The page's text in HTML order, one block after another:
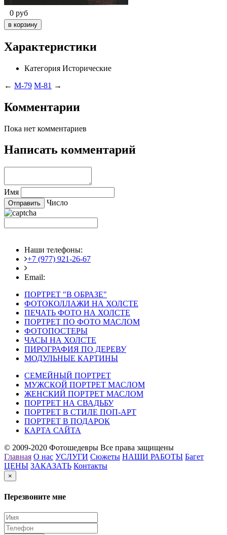
0 руб
Характеристики
Категория Исторические
← M-79 M-81 →
Комментарии
Пока нет комментариев
Написать комментарий
Имя
Число
Наши телефоны:
+7 (977) 921-26-67
Email:
ПОРТРЕТ "В ОБРАЗЕ"
ФОТОКОЛЛАЖИ НА ХОЛСТЕ
ПЕЧАТЬ ФОТО НА ХОЛСТЕ
ПОРТРЕТ ПО ФОТО МАСЛОМ
ФОТОПОСТЕРЫ
ЧАСЫ НА ХОЛСТЕ
ПИРОГРАФИЯ ПО ДЕРЕВУ
МОДУЛЬНЫЕ КАРТИНЫ
СЕМЕЙНЫЙ ПОРТРЕТ
МУЖСКОЙ ПОРТРЕТ МАСЛОМ
ЖЕНСКИЙ ПОРТРЕТ МАСЛОМ
ПОРТРЕТ НА СВАДЬБУ
ПОРТРЕТ В СТИЛЕ ПОП-АРТ
ПОРТРЕТ В ПОДАРОК
КАРТА САЙТА
© 2009-2020 Фотошедевры Все права защищены
Главная О нас УСЛУГИ Сюжеты НАШИ РАБОТЫ Багет
ЦЕНЫ ЗАКАЗАТЬ Контакты
×
Перезвоните мне